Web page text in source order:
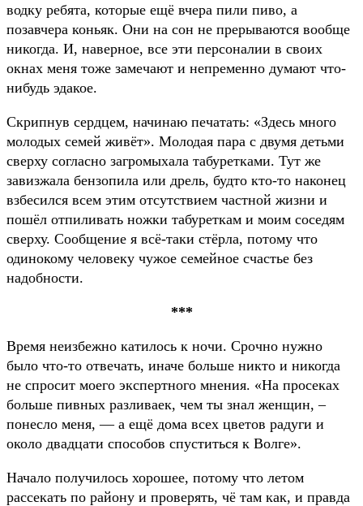
водку ребята, которые ещё вчера пили пиво, а
позавчера коньяк. Они на сон не прерываются вообще
никогда. И, наверное, все эти персоналии в своих
окнах меня тоже замечают и непременно думают что-
нибудь эдакое.
Скрипнув сердцем, начинаю печатать: «Здесь много
молодых семей живёт». Молодая пара с двумя детьми
сверху согласно загромыхала табуретками. Тут же
завизжала бензопила или дрель, будто кто-то наконец
взбесился всем этим отсутствием частной жизни и
пошёл отпиливать ножки табуреткам и моим соседям
сверху. Сообщение я всё-таки стёрла, потому что
одинокому человеку чужое семейное счастье без
надобности.
***
Время неизбежно катилось к ночи. Срочно нужно
было что-то отвечать, иначе больше никто и никогда
не спросит моего экспертного мнения. «На просеках
больше пивных разливаек, чем ты знал женщин, –
понесло меня, — а ещё дома всех цветов радуги и
около двадцати способов спуститься к Волге».
Начало получилось хорошее, потому что летом
рассекать по району и проверять, чё там как, и правда